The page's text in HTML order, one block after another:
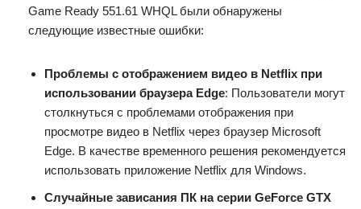
Game Ready 551.61 WHQL были обнаружены
следующие известные ошибки:
Проблемы с отображением видео в Netflix при
использовании браузера Edge: Пользователи могут
столкнуться с проблемами отображения при
просмотре видео в Netflix через браузер Microsoft
Edge. В качестве временного решения рекомендуется
использовать приложение Netflix для Windows.
Случайные зависания ПК на серии GeForce GTX